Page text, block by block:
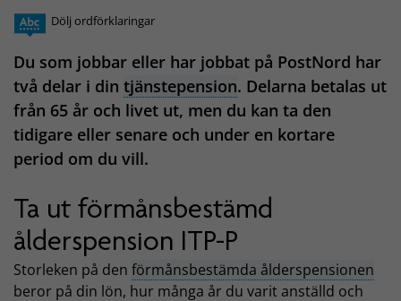
Dölj ordförklaringar
Du som jobbar eller har jobbat på PostNord har
två delar i din tjänstepension. Delarna betalas ut
från 65 år och livet ut, men du kan ta den
tidigare eller senare och under en kortare
period om du vill.
Ta ut förmånsbestämd
ålderspension ITP-P
Storleken på den förmånsbestämda ålderspensionen
beror på din lön, hur många år du varit anställd och